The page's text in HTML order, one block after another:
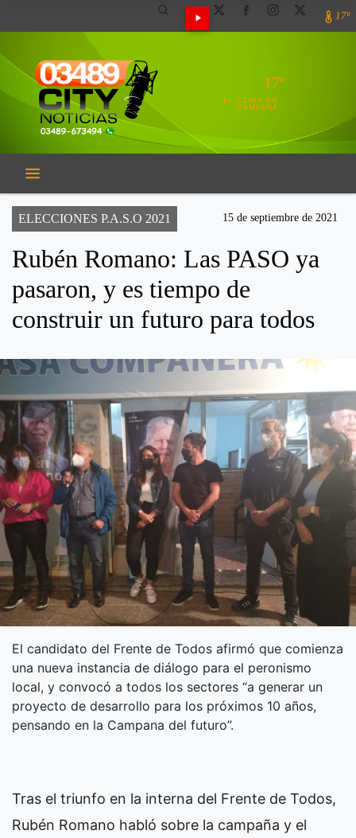
17º
17º
EL CLIMA EN
CAMPANA
ELECCIONES P.A.S.O 2021 15 de septiembre de 2021
Rubén Romano: Las PASO ya
pasaron, y es tiempo de
construir un futuro para todos
El candidato del Frente de Todos afirmó que comienza
una nueva instancia de diálogo para el peronismo
local, y convocó a todos los sectores “a generar un
proyecto de desarrollo para los próximos 10 años,
pensando en la Campana del futuro”.
Tras el triunfo en la interna del Frente de Todos,
Rubén Romano habló sobre la campaña y el